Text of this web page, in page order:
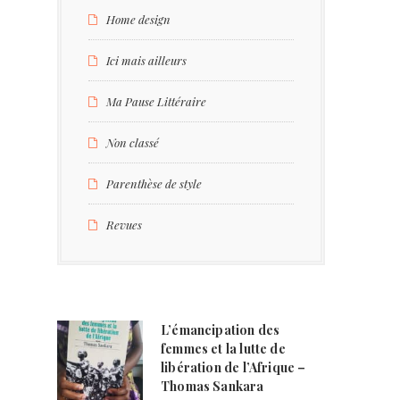
Home design
Ici mais ailleurs
Ma Pause Littéraire
Non classé
Parenthèse de style
Revues
L’émancipation des
femmes et la lutte de
libération de l’Afrique –
Thomas Sankara